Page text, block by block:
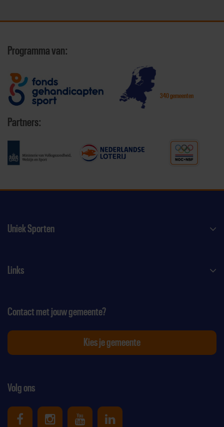
Programma van:
340 gemeenten
Partners:
Uniek Sporten
Links
Volg ons
Contact met jouw gemeente?
Kies je gemeente